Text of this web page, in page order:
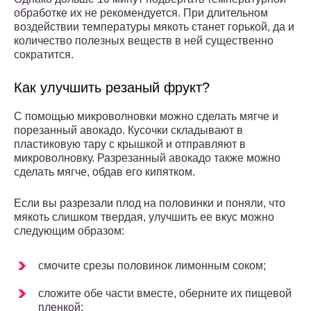
обработке их не рекомендуется. При длительном
воздействии температуры мякоть станет горькой, да и
количество полезных веществ в ней существенно
сократится.
Как улучшить резаный фрукт?
С помощью микроволновки можно сделать мягче и
порезанный авокадо. Кусочки складывают в
пластиковую тару с крышкой и отправляют в
микроволновку. Разрезанный авокадо также можно
сделать мягче, обдав его кипятком.
Если вы разрезали плод на половинки и поняли, что
мякоть слишком твердая, улучшить ее вкус можно
следующим образом:
смочите срезы половинок лимонным соком;
сложите обе части вместе, оберните их пищевой
пленкой;